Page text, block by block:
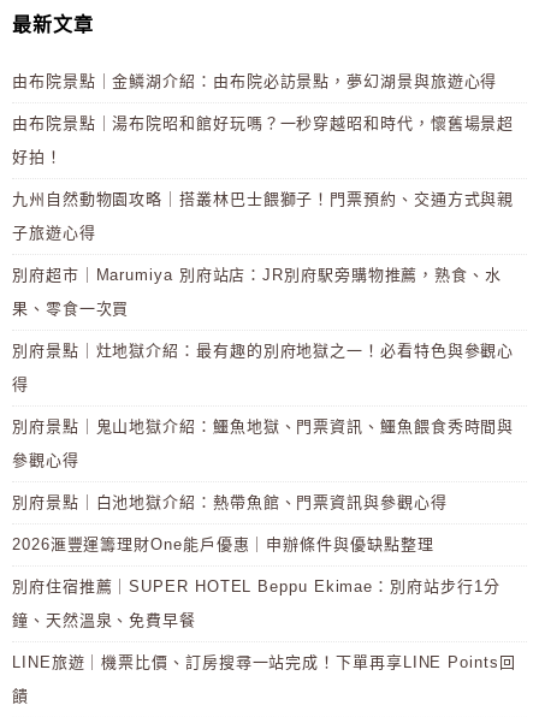
最新文章
由布院景點｜金鱗湖介紹：由布院必訪景點，夢幻湖景與旅遊心得
由布院景點｜湯布院昭和館好玩嗎？一秒穿越昭和時代，懷舊場景超
好拍！
九州自然動物園攻略｜搭叢林巴士餵獅子！門票預約、交通方式與親
子旅遊心得
別府超市｜Marumiya 別府站店：JR別府駅旁購物推薦，熟食、水
果、零食一次買
別府景點｜灶地獄介紹：最有趣的別府地獄之一！必看特色與參觀心
得
別府景點｜鬼山地獄介紹：鱷魚地獄、門票資訊、鱷魚餵食秀時間與
參觀心得
別府景點｜白池地獄介紹：熱帶魚館、門票資訊與參觀心得
2026滙豐運籌理財One能戶優惠｜申辦條件與優缺點整理
別府住宿推薦｜SUPER HOTEL Beppu Ekimae：別府站步行1分
鐘、天然溫泉、免費早餐
LINE旅遊｜機票比價、訂房搜尋一站完成！下單再享LINE Points回
饋